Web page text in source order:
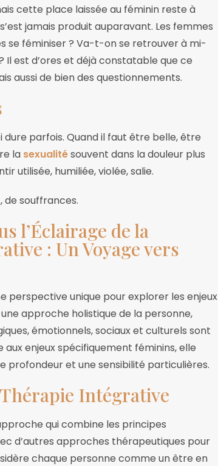
cette place laissée au féminin reste à
jamais produit auparavant. Les femmes
se féminiser ? Va-t-on se retrouver à mi-
est d’ores et déjà constatable que ce
aussi de bien des questionnements.
parfois. Quand il faut être belle, être
la sexualitésouvent dans la douleur plus
utilisée, humiliée, violée, salie.
souffrances.
l’Éclairage de la
: Un Voyage vers
perspective unique pour explorer les enjeux
approche holistique de la personne,
émotionnels, sociaux et culturels sont
enjeux spécifiquement féminins, elle
profondeur et une sensibilité particulières.
Intégrative
qui combine les principes
d’autres approches thérapeutiques pour
chaque personne comme un être en